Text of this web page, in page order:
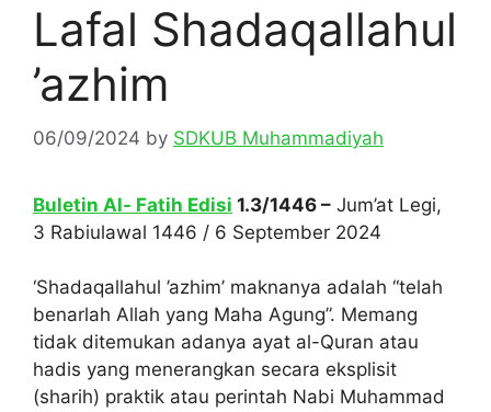
Lafal Shadaqallahul
’azhim
06/09/2024 by SDKUB Muhammadiyah
Buletin Al- Fatih Edisi 1.3/1446 – Jum’at Legi,
3 Rabiulawal 1446 / 6 September 2024
‘Shadaqallahul ’azhim’ maknanya adalah “telah
benarlah Allah yang Maha Agung”. Memang
tidak ditemukan adanya ayat al-Quran atau
hadis yang menerangkan secara eksplisit
(sharih) praktik atau perintah Nabi Muhammad